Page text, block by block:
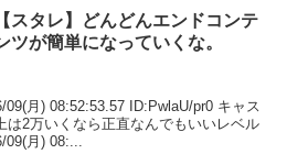
【スタレ】どんどんエンドコンテ
ツが簡単になっていくな。
月) 08:52:53.57 ID:PwlaU/pr0 キャス
は2万いくなら正直なんでもいいレベル
月) 08:...